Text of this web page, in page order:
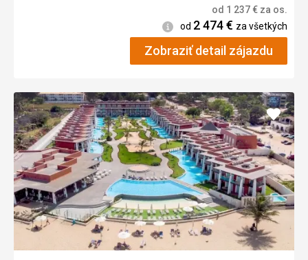
od 1 237€ za os.
Informácie
od 2 474€ za všetkých
Zobraziť detail zájazdu
Pridať
do